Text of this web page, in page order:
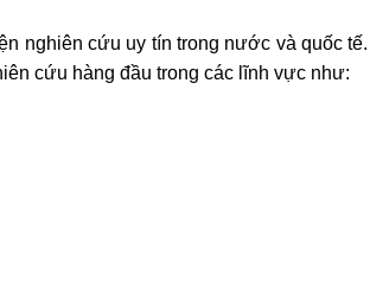
nghiên cứu uy tín trong nước và quốc
cứu hàng đầu trong các lĩnh vực như: